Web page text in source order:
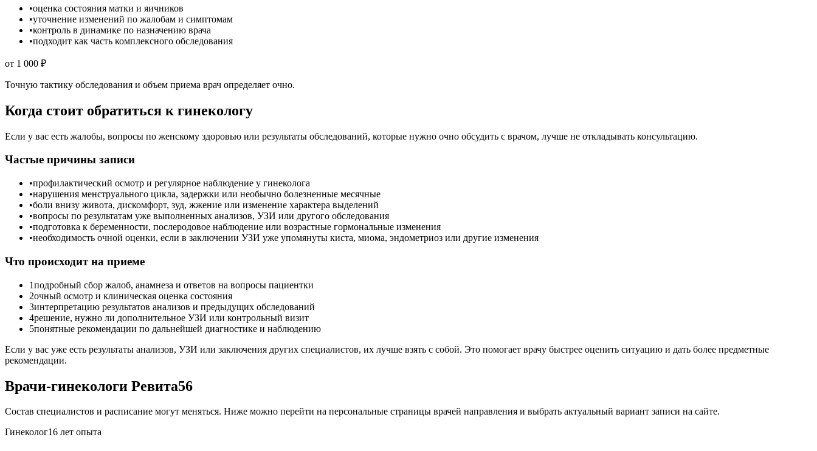
•оценка состояния матки и яичников
•уточнение изменений по жалобам и симптомам
•контроль в динамике по назначению врача
•подходит как часть комплексного обследования
от 1 000 ₽
Точную тактику обследования и объем приема врач определяет очно.
Когда стоит обратиться к гинекологу
Если у вас есть жалобы, вопросы по женскому здоровью или результаты обследований, которые нужно очно обсудить с врачом, лучше не откладывать консультацию.
Частые причины записи
•профилактический осмотр и регулярное наблюдение у гинеколога
•нарушения менструального цикла, задержки или необычно болезненные месячные
•боли внизу живота, дискомфорт, зуд, жжение или изменение характера выделений
•вопросы по результатам уже выполненных анализов, УЗИ или другого обследования
•подготовка к беременности, послеродовое наблюдение или возрастные гормональные изменения
•необходимость очной оценки, если в заключении УЗИ уже упомянуты киста, миома, эндометриоз или другие изменения
Что происходит на приеме
1подробный сбор жалоб, анамнеза и ответов на вопросы пациентки
2очный осмотр и клиническая оценка состояния
3интерпретацию результатов анализов и предыдущих обследований
4решение, нужно ли дополнительное УЗИ или контрольный визит
5понятные рекомендации по дальнейшей диагностике и наблюдению
Если у вас уже есть результаты анализов, УЗИ или заключения других специалистов, их лучше взять с собой. Это помогает врачу быстрее оценить ситуацию и дать более предметные
рекомендации.
Врачи-гинекологи Ревита56
Состав специалистов и расписание могут меняться. Ниже можно перейти на персональные страницы врачей направления и выбрать актуальный вариант записи на сайте.
Гинеколог16 лет опыта